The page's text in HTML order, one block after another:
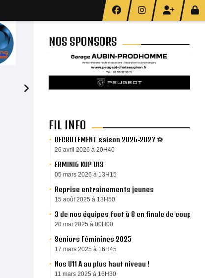
NOS SPONSORS
FIL INFO
RECRUTEMENT saison 2026-2027 ⚽️
26 avril 2026 à 20H40
ERMINIG KUP U13
05 mars 2026 à 13H15
Reprise entrainements jeunes
15 août 2025 à 13H50
3 de nos équipes foot à 8 en finale de coupe
20 mai 2025 à 00H00
Seniors Féminines 2025
17 mars 2025 à 16H45
Nos U11 A au plus haut niveau !
11 mars 2025 à 16H30